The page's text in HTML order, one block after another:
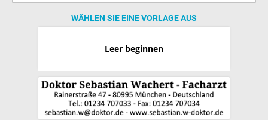
WÄHLEN SIE EINE VORLAGE AUS
Leer beginnen